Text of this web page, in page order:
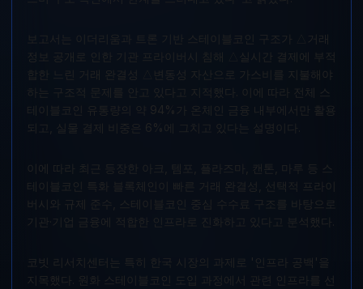
보고서는 이더리움과 트론 기반 스테이블코인 구조가 △거래
정보 공개로 인한 기관 프라이버시 침해 △실시간 결제에 부적
합한 느린 거래 완결성 △변동성 자산으로 가스비를 지불해야
하는 구조적 문제를 안고 있다고 지적했다. 이에 따라 전체 스
테이블코인 유통량의 약 94%가 온체인 금융 내부에서만 활용
되고, 실물 결제 비중은 6%에 그치고 있다는 설명이다.
이에 따라 최근 등장한 아크, 템포, 플라즈마, 캔톤, 마루 등 스
테이블코인 특화 블록체인이 빠른 거래 완결성, 선택적 프라이
버시와 규제 준수, 스테이블코인 중심 수수료 구조를 바탕으로
기관·기업 금융에 적합한 인프라로 진화하고 있다고 분석했다.
코빗 리서치센터는 특히 한국 시장의 과제로 '인프라 공백'을
지목했다. 원화 스테이블코인 도입 과정에서 관련 인프라를 선